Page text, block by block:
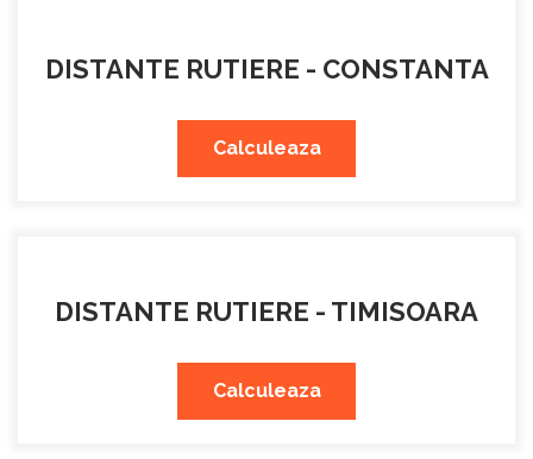
DISTANTE RUTIERE - CONSTANTA
Calculeaza
DISTANTE RUTIERE - TIMISOARA
Calculeaza